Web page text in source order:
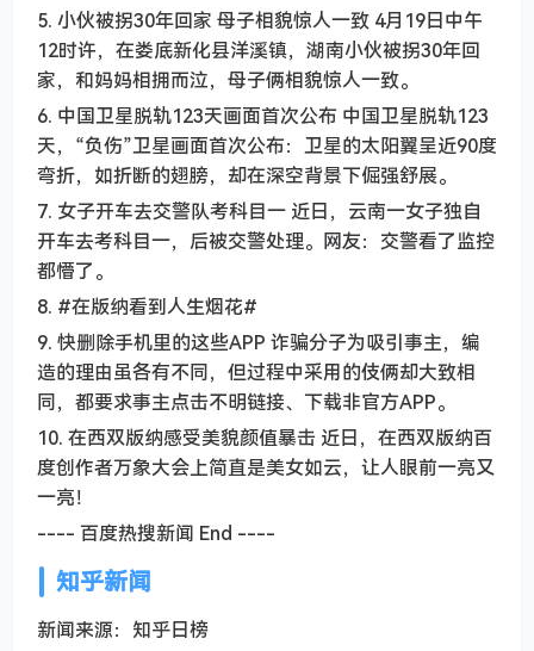
5. 小伙被拐30年回家 母子相貌惊人一致 4月19日中午
12时许，在娄底新化县洋溪镇，湖南小伙被拐30年回
家，和妈妈相拥而泣，母子俩相貌惊人一致。
6. 中国卫星脱轨123天画面首次公布 中国卫星脱轨123
天，“负伤”卫星画面首次公布：卫星的太阳翼呈近90度
弯折，如折断的翅膀，却在深空背景下倔强舒展。
7. 女子开车去交警队考科目一 近日，云南一女子独自
开车去考科目一，后被交警处理。网友：交警看了监控
都懵了。
8. #在版纳看到人生烟花#
9. 快删除手机里的这些APP 诈骗分子为吸引事主，编
造的理由虽各有不同，但过程中采用的伎俩却大致相
同，都要求事主点击不明链接、下载非官方APP。
10. 在西双版纳感受美貌颜值暴击 近日，在西双版纳百
度创作者万象大会上简直是美女如云，让人眼前一亮又
一亮！
---- 百度热搜新闻 End ----
知乎新闻
新闻来源：知乎日榜